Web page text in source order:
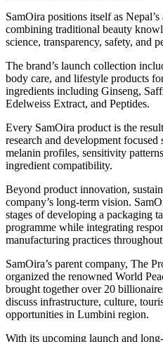
SamOira positions itself as
combining traditional beauty
science, transparency, safety, and
The brand’s launch collection
body care, and lifestyle products
ingredients including Ginseng,
Edelweiss Extract, and Peptides.
Every SamOira product is the
research and development
melanin profiles, sensitivity
ingredient compatibility.
Beyond product innovation,
company’s long-term vision.
stages of developing a packaging
programme while integrating
manufacturing practices
SamOira’s parent company, The
organized the renowned World
brought together over 20
discuss infrastructure, culture,
opportunities in Lumbini region.
With its upcoming launch and